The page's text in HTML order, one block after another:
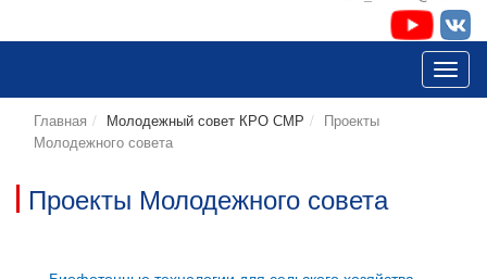
Главная Молодежный совет КРО СМР
Проекты
Молодежного совета
Проекты Молодежного совета